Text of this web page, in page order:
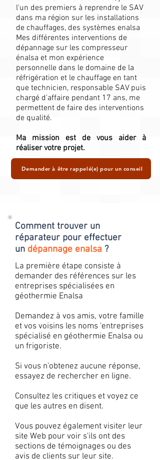
l'un des premiers à reprendre le SAV
dans ma région sur les installations
de chauffages, des systèmes enalsa
Mes différentes interventions de
dépannage sur les compresseur
énalsa et mon expérience
personnelle dans le domaine de la
réfrigération et le chauffage en tant
que technicien, responsable SAV puis
chargé d'affaire pendant 17 ans, me
permettent de faire des interventions
de qualité.
Ma mission est de vous aider à
réaliser votre projet.
Demander à être rappelé(e) pour un conseil
Comment trouver un
réparateur pour effectuer
un dépannage enalsa ?
La première étape consiste à
demander des références sur les
entreprises spécialisées en
géothermie Enalsa
Demandez à vos amis, votre famille
et vos voisins les noms 'entreprises
spécialisé en géothermie Enalsa ou
un frigoriste.
Si vous n'obtenez aucune réponse,
essayez de rechercher en ligne.
Consultez les critiques et voyez ce
que les autres en disent.
Vous pouvez également visiter leur
site Web pour voir s'ils ont des
sections de témoignages ou des
avis de clients sur leur site.